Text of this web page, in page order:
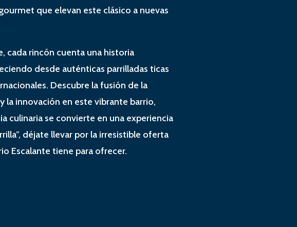
que elevan este clásico a nuevas
cada rincón cuenta una historia
desde auténticas parrilladas ticas
Descubre la fusión de la
la innovación en este vibrante barrio,
culinaria se convierte en una experiencia
déjate llevar por la irresistible oferta
Escalante tiene para ofrecer.